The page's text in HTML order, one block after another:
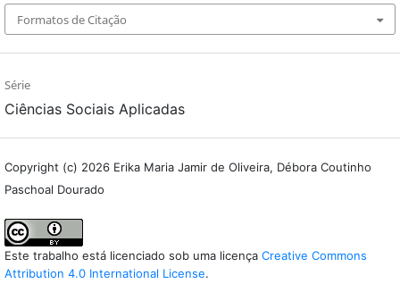
Formatos de Citação
Série
Ciências Sociais Aplicadas
Copyright (c) 2026 Erika Maria Jamir de Oliveira, Débora Coutinho
Paschoal Dourado
Este trabalho está licenciado sob uma licença Creative Commons
Attribution 4.0 International License.